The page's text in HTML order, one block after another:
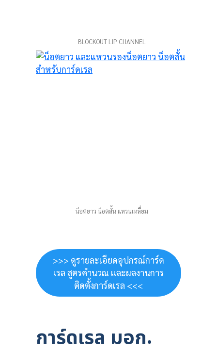
BLOCKOUT LIP CHANNEL
น็อตยาว น็อตสั้น แหวนเหลี่ยม
>>> ดูรายละเอียดอุปกรณ์การ์ด
เรล สูตรคำนวณ และผลงานการ
ติดตั้งการ์ดเรล <<<
การ์ดเรล มอก.